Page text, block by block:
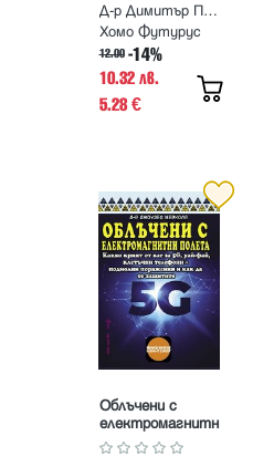
Д-р Димитър Пашкулев
Хомо Футурус
12.00 -14%
10.32 лв.
5.28€
Облъчени с
електромагнитн
и полета